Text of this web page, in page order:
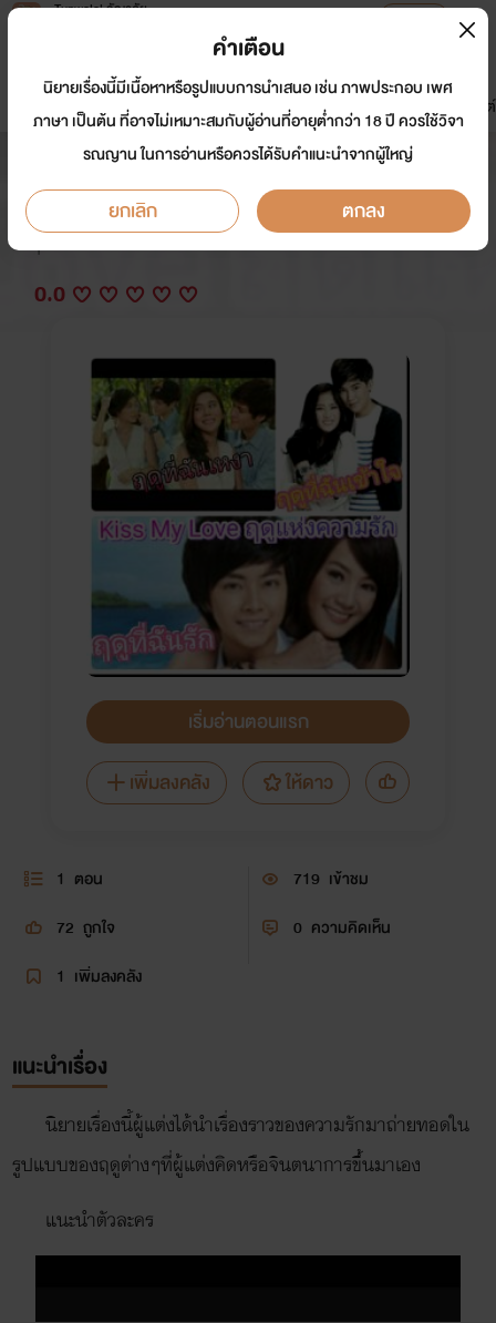
Tunwalai ธัญวลัย
หน้าแรก นิยาย อีบุ๊ก การ์ตูน
มาใหม่
ดรีมแชท ธัญลิสต์
Kiss My Love ฤดูแห่งรัก
นักเขียน: ฝันและใฝ่
Y
0.0
เริ่มอ่านตอนแรก
เพิ่มลงคลัง
ให้ดาว
1 ตอน 719 เข้าชม
72 ถูกใจ 0 ความคิดเห็น
1 เพิ่มลงคลัง
แนะนำเรื่อง
นิยายเรื่องนี้ผู้แต่งได้นำเรื่องราวของความรักมาถ่ายทอดใน
รูปแบบของฤดูต่างๆที่ผู้แต่งคิดหรือจินตนาการขึ้นมาเอง
แนะนำตัวละคร
คำเตือน
นิยายเรื่องนี้มีเนื้อหาหรือรูปแบบการนำเสนอ เช่น ภาพประกอบ เพศ
ภาษา เป็นต้น ที่อาจไม่เหมาะสมกับผู้อ่านที่อายุต่ำกว่า 18 ปี ควรใช้วิจา
รณญาน ในการอ่านหรือควรได้รับคำแนะนำจากผู้ใหญ่
ยกเลิก ตกลง